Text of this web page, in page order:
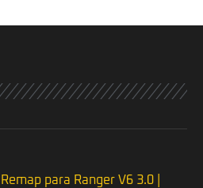
Remap para Ranger V6 3.0 |